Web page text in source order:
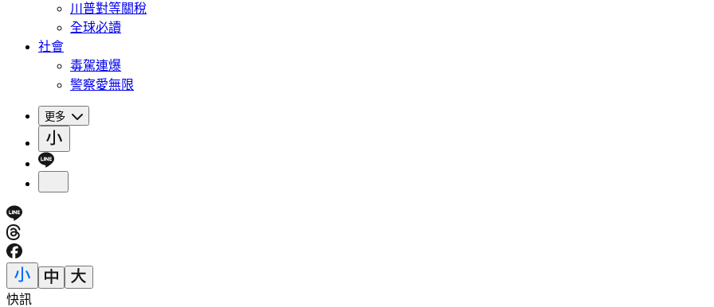
川普對等關稅
全球必讀
社會
毒駕連爆
警察愛無限
更多
快訊